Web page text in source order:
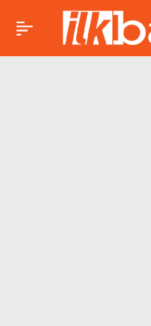
Yeni Başlangıçlara
ALESTA